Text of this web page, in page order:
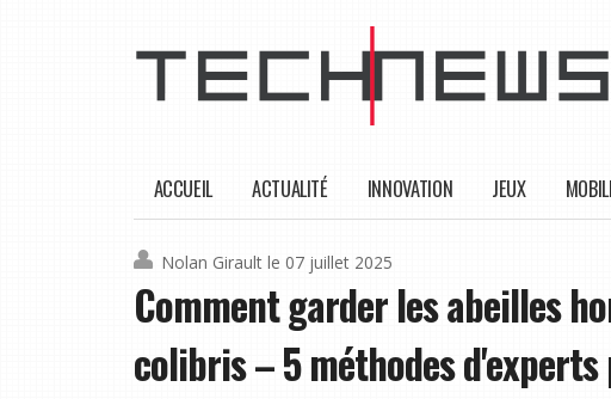
ACCUEIL ACTUALITÉ INNOVATION JEUX
Nolan Girault le 07 juillet 2025
Comment garder les abeilles
colibris – 5 méthodes